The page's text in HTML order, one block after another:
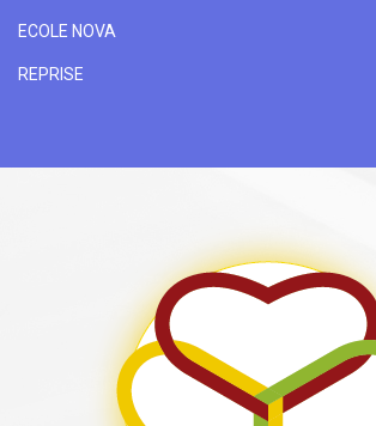
ECOLE NOVA
REPRISE